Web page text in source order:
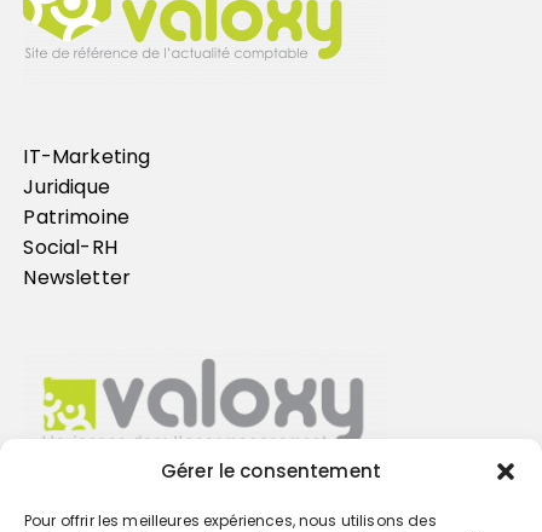
Gérer le consentement
Pour offrir les meilleures expériences, nous utilisons des
IT-Marketing
Juridique
Patrimoine
Social-RH
Newsletter